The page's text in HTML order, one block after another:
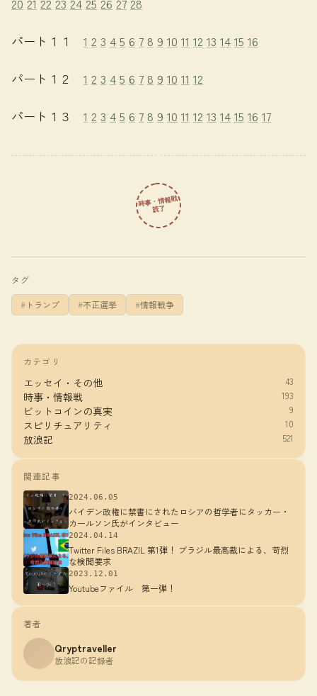
パート１１ 1 2 3 4 5 6 7 8 9 10 11 12 13 14 15 16
パート１２ 1 2 3 4 5 6 7 8 9 10 11 12
パート１３ 1 2 3 4 5 6 7 8 9 10 11 12 13 14 15 16 17
時事・情報戦
読了
タグ
トランプ 不正選挙 情報戦争
カテゴリ
エッセイ・その他 43
時事・情報戦 193
ビットコインの真実 9
スピリチュアリティ 10
放浪記 521
関連記事
2024.06.05
バイデン政権に禁書にされたロシアの哲学者にタッカー・
カールソン氏がインタビュー
2024.04.14
Twitter Files BRAZIL 第1弾！ ブラジル最高裁による、苛烈
な検閲要求
2023.12.01
Youtubeファイル 第一弾！
著者
Qryptraveller
放浪記の記録者